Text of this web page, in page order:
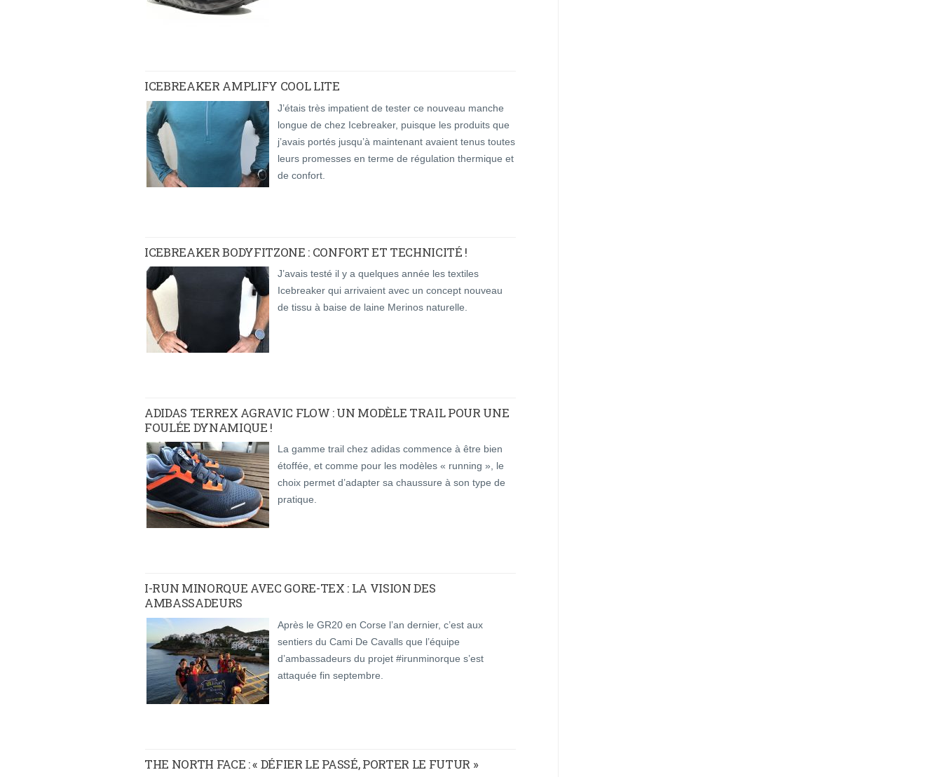
ICEBREAKER AMPLIFY COOL LITE
J’étais très impatient de tester ce nouveau manche
longue de chez Icebreaker, puisque les produits que
j’avais portés jusqu’à maintenant avaient tenus toutes
leurs promesses en terme de régulation thermique et
de confort.
ICEBREAKER BODYFITZONE : CONFORT ET TECHNICITÉ !
J’avais testé il y a quelques année les textiles
Icebreaker qui arrivaient avec un concept nouveau
de tissu à baise de laine Merinos naturelle.
ADIDAS TERREX AGRAVIC FLOW : UN MODÈLE TRAIL POUR UNE
FOULÉE DYNAMIQUE !
La gamme trail chez adidas commence à être bien
étoffée, et comme pour les modèles « running », le
choix permet d’adapter sa chaussure à son type de
pratique.
I-RUN MINORQUE AVEC GORE-TEX : LA VISION DES
AMBASSADEURS
Après le GR20 en Corse l’an dernier, c’est aux
sentiers du Cami De Cavalls que l’équipe
d’ambassadeurs du projet #irunminorque s’est
attaquée fin septembre.
THE NORTH FACE : « DÉFIER LE PASSÉ, PORTER LE FUTUR »